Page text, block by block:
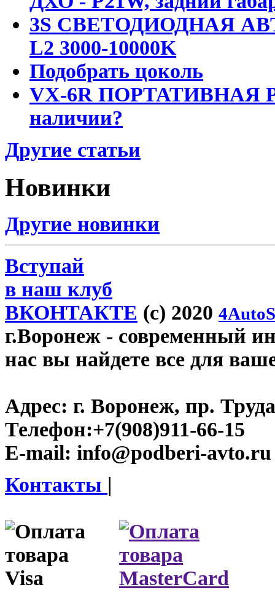
3S СВЕТОДИОДНАЯ
L2 3000-10000K
Подобрать цоколь
VX-6R ПОРТАТИВНАЯ
наличии?
Другие статьи
Новинки
Другие новинки
Вступай
в наш клуб
ВКОНТАКТЕ (c) 2020
г.Воронеж - современный
нас вы найдете все для
Адрес: г. Воронеж, пр.
Телефон:+7(908)911-66-15
E-mail: info@podberi-avto.ru
Контакты |